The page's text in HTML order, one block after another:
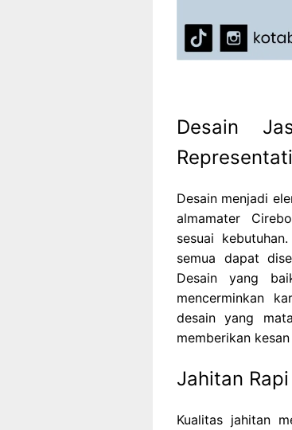
Desain
Desain menjadi
almamater
sesuai
semua dapat
Desain yang
mencerminkan
desain yang
memberikan
Jahitan
Kualitas jahitan